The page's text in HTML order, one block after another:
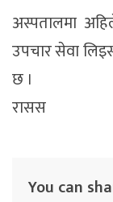
अस्पतालमा
उपचार सेवा
छ ।
रासस
You can